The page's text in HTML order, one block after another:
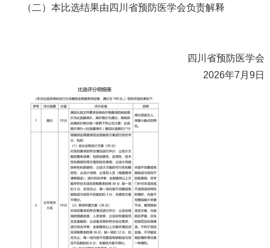
（二）本比选结果由四川省预防医学会负责解释
四川省预防医学会
2026年7月9日